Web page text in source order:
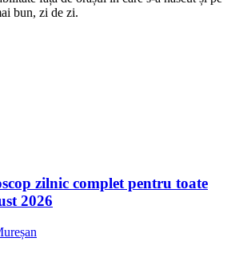
bun, zi de zi.
zilnic complet pentru toate
2026